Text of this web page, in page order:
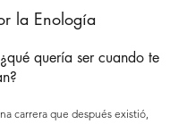
la Enología
quería ser cuando te
carrera que después existió,